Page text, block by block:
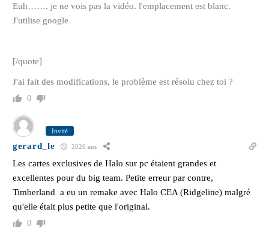
Euh……. je ne vois pas la vidéo. l'emplacement est blanc.
J'utilise google
[/quote]
J'ai fait des modifications, le problème est résolu chez toi ?
0
Invité
gerard_le 2026 ans
Les cartes exclusives de Halo sur pc étaient grandes et
excellentes pour du big team. Petite erreur par contre,
Timberland a eu un remake avec Halo CEA (Ridgeline) malgré
qu'elle était plus petite que l'original.
0